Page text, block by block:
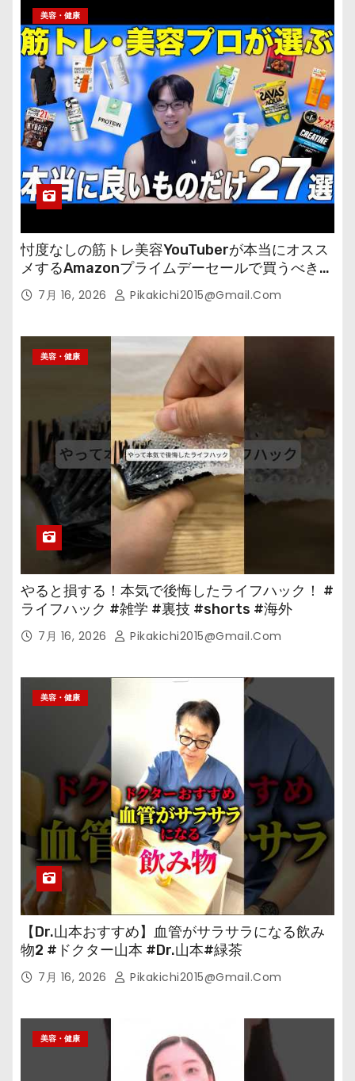
美容・健康
忖度なしの筋トレ美容YouTuberが本当にオスス
メするAmazonプライムデーセールで買うべきも
の 7月 16, 2026 Pikakichi2015@gmail.com
美容・健康
やると損する！本気で後悔したライフハック！ #
ライフハック #雑学 #裏技 #shorts #海外
7月 16, 2026 Pikakichi2015@gmail.com
美容・健康
【Dr.山本おすすめ】血管がサラサラになる飲み
物2 #ドクター山本 #Dr.山本#緑茶
7月 16, 2026 Pikakichi2015@gmail.com
美容・健康